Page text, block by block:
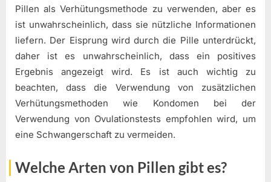
Pillen als Verhütungsmethode zu verwenden, aber es
ist unwahrscheinlich, dass sie nützliche Informationen
liefern. Der Eisprung wird durch die Pille unterdrückt,
daher ist es unwahrscheinlich, dass ein positives
Ergebnis angezeigt wird. Es ist auch wichtig zu
beachten, dass die Verwendung von zusätzlichen
Verhütungsmethoden wie Kondomen bei der
Verwendung von Ovulationstests empfohlen wird, um
eine Schwangerschaft zu vermeiden.
Welche Arten von Pillen gibt es?